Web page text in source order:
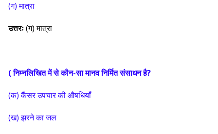
(ग) मात्रा
उत्तरः(ग) मात्रा
( निम्नलिखित में से कौन-सा मानव निर्मित संसाधन है?
(क) कैंसर उपचार की औषधियाँ
(ख) झरने का जल